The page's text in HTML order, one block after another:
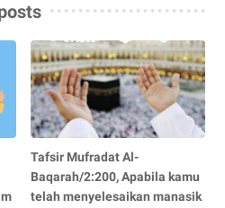
Tafsir Mufradat Al-
Baqarah/2:200, Apabila kamu
telah menyelesaikan manasik